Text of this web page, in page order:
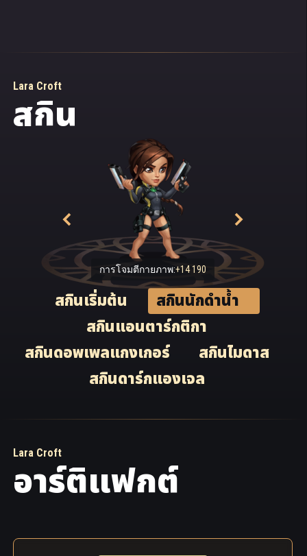
Lara Croft
สกิน
การโจมตีกายภาพ:+14 190
สกิน​เริ่ม​ต้น
สกินนักดำน้ำ
สกินแอนตาร์กติกา
สกินดอพเพลแกงเกอร์
สกินไมดาส
สกินดาร์กแองเจล
Lara Croft
อาร์ติแฟกต์